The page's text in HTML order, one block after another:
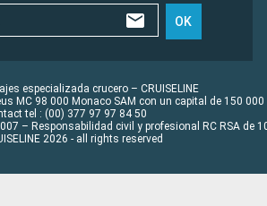
OK
especializada crucero – CRUISELINE
MC 98 000 Monaco SAM con un capital de 150 000
tel : (00) 377 97 97 84 50
– Responsabilidad civil y profesional RC RSA de
2026 - all rights reserved